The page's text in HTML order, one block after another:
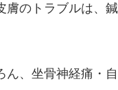
のトラブルは、
、坐骨神経痛・